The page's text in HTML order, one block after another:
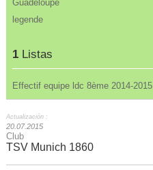
Guadeloupe
legende
1 Listas
Effectif equipe ldc 8ème 2014-2015
Actualización :
20.07.2015
Club
TSV Munich 1860